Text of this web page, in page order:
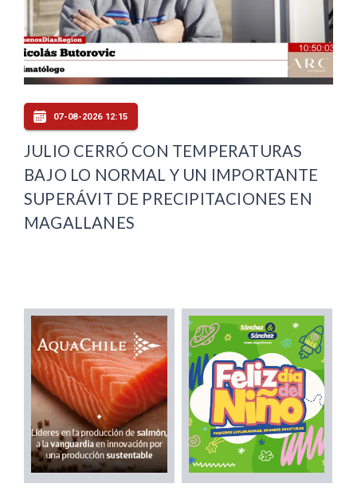
07-08-2026 12:15
JULIO CERRÓ CON TEMPERATURAS
BAJO LO NORMAL Y UN IMPORTANTE
SUPERÁVIT DE PRECIPITACIONES EN
MAGALLANES